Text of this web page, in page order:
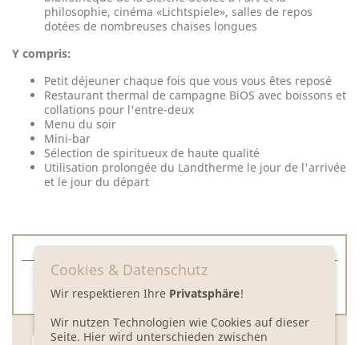
philosophie, cinéma «Lichtspiele», salles de repos
dotées de nombreuses chaises longues
Y compris:
Petit déjeuner chaque fois que vous vous êtes reposé
Restaurant thermal de campagne BiOS avec boissons et
collations pour l'entre-deux
Menu du soir
Mini-bar
Sélection de spiritueux de haute qualité
Utilisation prolongée du Landtherme le jour de l'arrivée
et le jour du départ
Suite pour 4 personnes max. par nuit:
Prix sur demande
Cookies & Datenschutz
Wir respektieren Ihre Privatsphäre!
Wir nutzen Technologien wie Cookies auf dieser
Seite. Hier wird unterschieden zwischen